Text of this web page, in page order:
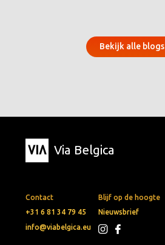
Bekijk alle blogs
Via Belgica
Contact
+31 6 81 34 79 45
info@viabelgica.eu
Blijf op de hoogte
Nieuwsbrief